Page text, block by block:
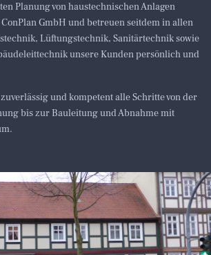
Planung von haustechnischen Anlagen
GmbH und betreuen seitdem in allen
Lüftungstechnik, Sanitärtechnik sowie
unsere Kunden persönlich und
und kompetent alle Schritte von der
bis zur Bauleitung und Abnahme mit